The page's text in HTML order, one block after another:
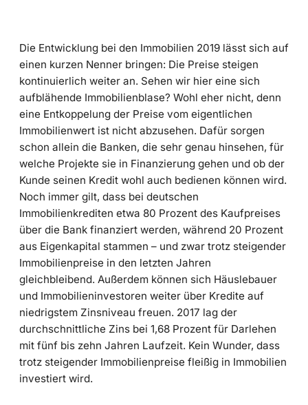
Die Entwicklung bei den Immobilien 2019 lässt sich auf
einen kurzen Nenner bringen: Die Preise steigen
kontinuierlich weiter an. Sehen wir hier eine sich
aufblähende Immobilienblase? Wohl eher nicht, denn
eine Entkoppelung der Preise vom eigentlichen
Immobilienwert ist nicht abzusehen. Dafür sorgen
schon allein die Banken, die sehr genau hinsehen, für
welche Projekte sie in Finanzierung gehen und ob der
Kunde seinen Kredit wohl auch bedienen können wird.
Noch immer gilt, dass bei deutschen
Immobilienkrediten etwa 80 Prozent des Kaufpreises
über die Bank finanziert werden, während 20 Prozent
aus Eigenkapital stammen – und zwar trotz steigender
Immobilienpreise in den letzten Jahren
gleichbleibend. Außerdem können sich Häuslebauer
und Immobilieninvestoren weiter über Kredite auf
niedrigstem Zinsniveau freuen. 2017 lag der
durchschnittliche Zins bei 1,68 Prozent für Darlehen
mit fünf bis zehn Jahren Laufzeit. Kein Wunder, dass
trotz steigender Immobilienpreise fleißig in Immobilien
investiert wird.